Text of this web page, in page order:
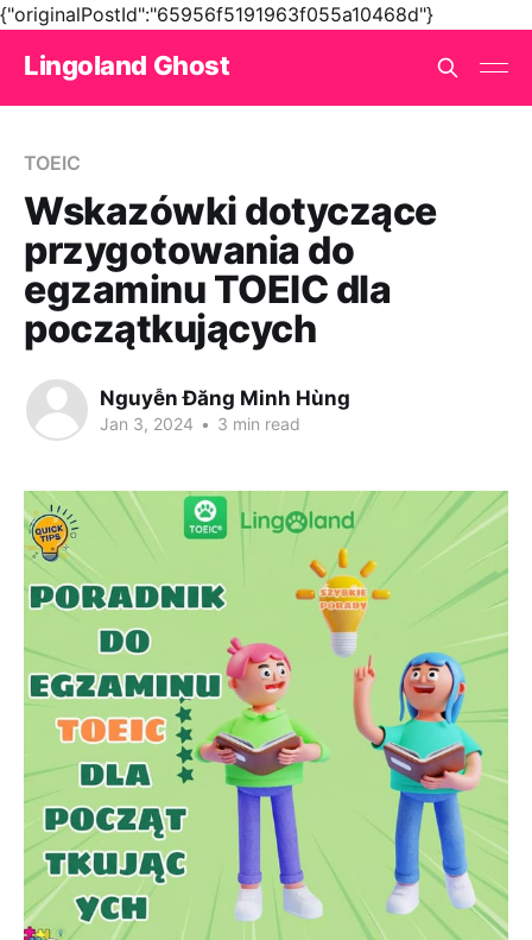
{"originalPostId":"65956f5191963f055a10468d"}
Lingoland Ghost
TOEIC
Wskazówki dotyczące
przygotowania do
egzaminu TOEIC dla
początkujących
Nguyễn Đăng Minh Hùng
Jan 3, 2024 • 3 min read